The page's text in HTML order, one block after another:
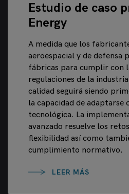
Estudio de caso
Energy
A medida que los
aeroespacial y de defensa
fábricas para cumplir con
regulaciones de la
calidad seguirá siendo
la capacidad de adaptarse
tecnológica. La
avanzado resuelve los
flexibilidad así como
cumplimiento normativo.
LEER MÁS